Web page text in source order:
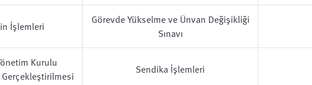
İşlemleri
Görevde Yükselme ve Ünvan Değişikliği
Sınavı
Kurulu
Gerçekleştirilmesi
Sendika İşlemleri